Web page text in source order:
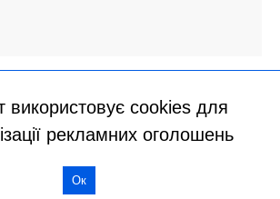
використовує cookies для
рекламних оголошень
Ок